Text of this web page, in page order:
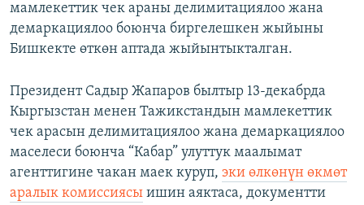
мамлекеттик чек араны делимитациялоо жана
демаркациялоо боюнча биргелешкен жыйыны
Бишкекте өткөн аптада жыйынтыкталган.
Президент Садыр Жапаров былтыр 13-декабрда
Кыргызстан менен Тажикстандын мамлекеттик
чек арасын делимитациялоо жана демаркациялоо
маселеси боюнча “Кабар” улуттук маалымат
агенттигине чакан маек куруп, эки өлкөнүн өкмөт
аралык комиссиясы ишин аяктаса, документти